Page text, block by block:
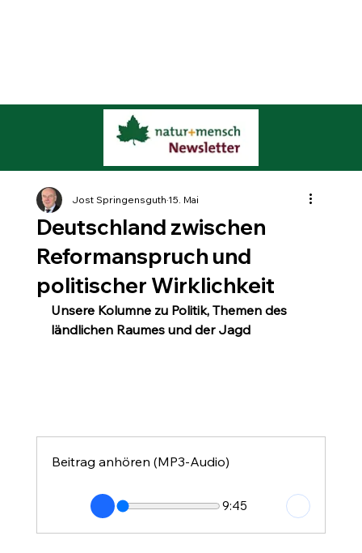
Deutschland zwischen
Reformanspruch und
politischer Wirklichkeit
Jost Springensguth15. Mai
Unsere Kolumne zu Politik, Themen des
ländlichen Raumes und der Jagd
Beitrag anhören (MP3-Audio)
9:45